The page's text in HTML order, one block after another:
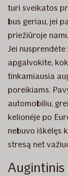
turi sveikatos
bus geriau, jei
priežiūroje
Jei
apgalvokite,
tinkamiausia
poreikiams.
automobiliu,
kelionėje po
nebuvo iškėlęs
stresą net
Augintinis